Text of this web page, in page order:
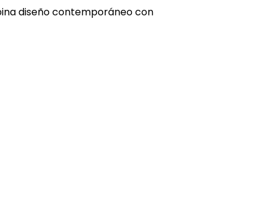
diseño contemporáneo con